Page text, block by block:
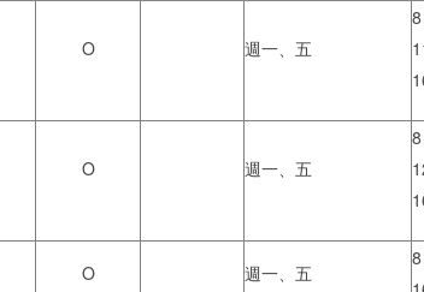
O 週一、五
O 週一、五
O 週一、五